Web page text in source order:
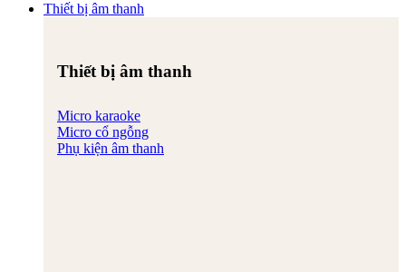
Thiết bị âm thanh
Thiết bị âm thanh
Micro karaoke
Micro cổ ngỗng
Phụ kiện âm thanh